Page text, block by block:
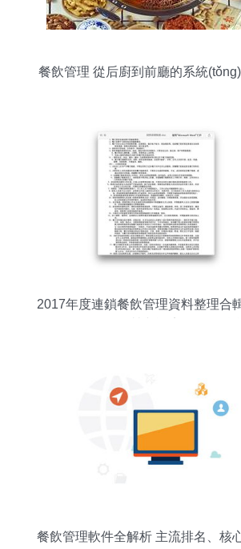
餐飲管理 從后廚到前廳的系統
2017年度連鎖餐飲管理資料整理合
餐飲管理軟件全解析 主流排名、核